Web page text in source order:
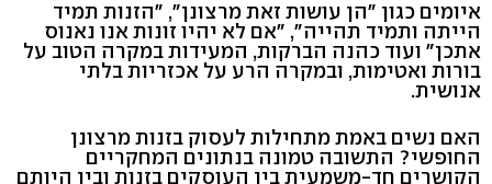
איומים כגון "הן עושות זאת מרצונן", "הזנות תמיד
הייתה ותמיד תהייה", "אם לא יהיו זונות אנו נאנוס
אתכן" ועוד כהנה הברקות, המעידות במקרה הטוב על
בורות ואטימות, ובמקרה הרע על אכזריות בלתי
אנושית.
האם נשים באמת מתחילות לעסוק בזנות מרצונן
החופשי? התשובה טמונה בנתונים המחקריים
הקושרים חד-משמעית בין העוסקים בזנות ובין היותם